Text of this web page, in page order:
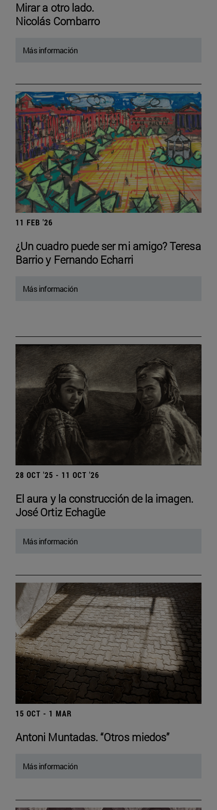
Mirar a otro lado.
Nicolás Combarro
Más información
11 FEB '26
¿Un cuadro puede ser mi amigo? Teresa
Barrio y Fernando Echarri
Más información
28 OCT '25 - 11 OCT '26
El aura y la construcción de la imagen.
José Ortiz Echagüe
Más información
15 OCT - 1 MAR
Antoni Muntadas. “Otros miedos”
Más información